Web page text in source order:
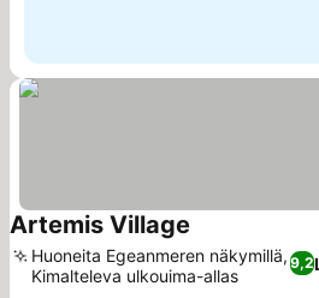
Artemis Village
9,2
Huoneita Egeanmeren näkymillä,
Kimalteleva ulkouima-allas